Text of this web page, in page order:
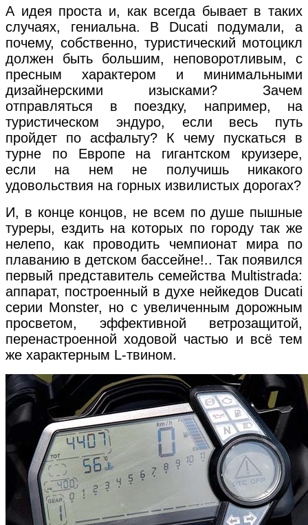
А идея проста и, как всегда бывает в таких
случаях, гениальна. В Ducati подумали, а
почему, собственно, туристический мотоцикл
должен быть большим, неповоротливым, с
пресным характером и минимальными
дизайнерскими изысками? Зачем
отправляться в поездку, например, на
туристическом эндуро, если весь путь
пройдет по асфальту? К чему пускаться в
турне по Европе на гигантском круизере,
если на нем не получишь никакого
удовольствия на горных извилистых дорогах?
И, в конце концов, не всем по душе пышные
туреры, ездить на которых по городу так же
нелепо, как проводить чемпионат мира по
плаванию в детском бассейне!.. Так появился
первый представитель семейства Multistrada:
аппарат, построенный в духе нейкедов Ducati
серии Monster, но с увеличенным дорожным
просветом, эффективной ветрозащитой,
перенастроенной ходовой частью и всё тем
же характерным L-твином.